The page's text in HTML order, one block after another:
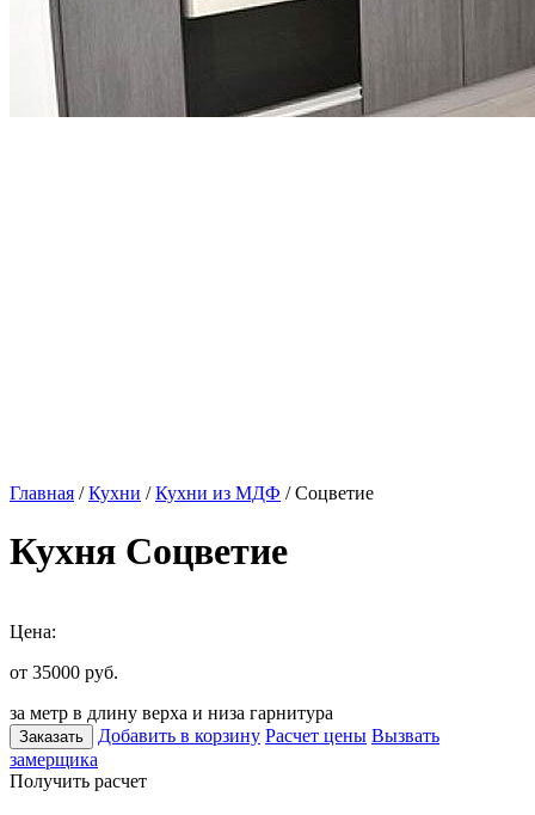
Главная /Кухни /Кухни из МДФ / Соцветие
Кухня Соцветие
Цена:
от 35000 руб.
за метр в длину верха и низа гарнитура
Заказать Добавить в корзину Расчет цены Вызвать
замерщика
Получить расчет